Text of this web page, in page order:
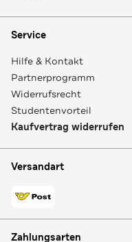
Service
Hilfe & Kontakt
Partnerprogramm
Widerrufsrecht
Studentenvorteil
Kaufvertrag widerrufen
Versandart
Zahlungsarten